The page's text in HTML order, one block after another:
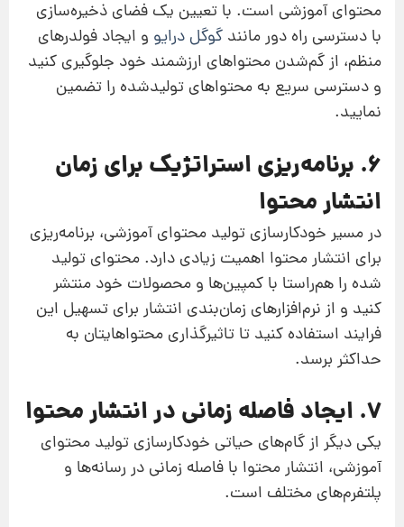
محتوای آموزشی است. با تعیین یک فضای ذخیره‌سازی
با دسترسی راه دور مانند گوگل درایو و ایجاد فولدرهای
منظم، از گم‌شدن محتواهای ارزشمند خود جلوگیری کنید
و دسترسی سریع به محتواهای تولیدشده را تضمین
نمایید.
6. برنامه‌ریزی استراتژیک برای زمان
انتشار محتوا
در مسیر خودکارسازی تولید محتوای آموزشی، برنامه‌ریزی
برای انتشار محتوا اهمیت زیادی دارد. محتوای تولید
شده را هم‌راستا با کمپین‌ها و محصولات خود منتشر
کنید و از نرم‌افزارهای زمان‌بندی انتشار برای تسهیل این
فرایند استفاده کنید تا تاثیرگذاری محتواهایتان به
حداکثر برسد.
7. ایجاد فاصله زمانی در انتشار محتوا
یکی دیگر از گام‌های حیاتی خودکارسازی تولید محتوای
آموزشی، انتشار محتوا با فاصله زمانی در رسانه‌ها و
پلتفرم‌های مختلف است.